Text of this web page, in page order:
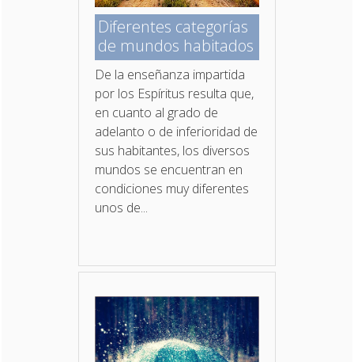
Diferentes categorías
de mundos habitados
De la enseñanza impartida
por los Espíritus resulta que,
en cuanto al grado de
adelanto o de inferioridad de
sus habitantes, los diversos
mundos se encuentran en
condiciones muy diferentes
unos de...